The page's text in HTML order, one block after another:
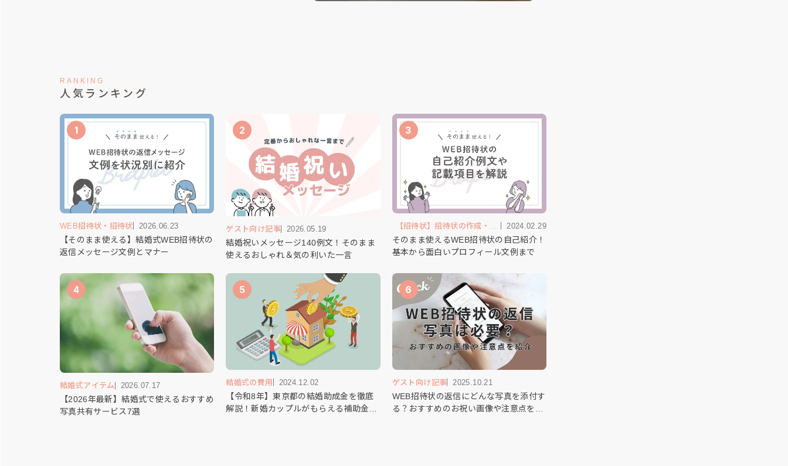
RANKING
人気ランキング
1
WEB招待状・招待状 2026.06.23
【そのまま使える】結婚式WEB招待状の
返信メッセージ文例とマナー
2
ゲスト向け記事 2026.05.19
結婚祝いメッセージ140例文！そのまま
使えるおしゃれ＆気の利いた一言
3
【招待状】招待状の作成・送
り方
2024.02.29
そのまま使えるWEB招待状の自己紹介！
基本から面白いプロフィール文例まで
4
結婚式アイテム 2026.07.17
【2026年最新】結婚式で使えるおすすめ
写真共有サービス7選
5
結婚式の費用 2024.12.02
【令和8年】東京都の結婚助成金を徹底
解説！新婚カップルがもらえる補助金・
6
ゲスト向け記事 2025.10.21
WEB招待状の返信にどんな写真を添付す
る？おすすめのお祝い画像や注意点を解